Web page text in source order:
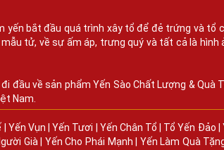
yến bắt đầu quá trình xây tổ để đẻ trứng và tổ
tử, về sự ấm áp, trưng quý và tất cả là
đầu về sản phẩm Yến Sào Chất Lượng & Quà
Nam.
Yến Vụn |Yến Tươi Yến Chân Tổ Tổ Yến Đảo
Già Yến Cho Phái Mạnh Yến Làm Quà